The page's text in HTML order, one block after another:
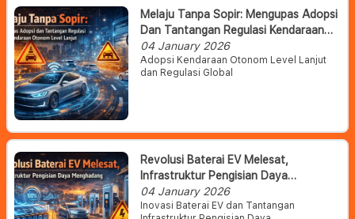
Melaju Tanpa Sopir: Mengupas Adopsi
Dan Tantangan Regulasi Kendaraan
Otonom Level Lanjut
04 January 2026
Adopsi Kendaraan Otonom Level Lanjut
dan Regulasi Global
Revolusi Baterai EV Melesat,
Infrastruktur Pengisian Daya
Menghadang
04 January 2026
Inovasi Baterai EV dan Tantangan